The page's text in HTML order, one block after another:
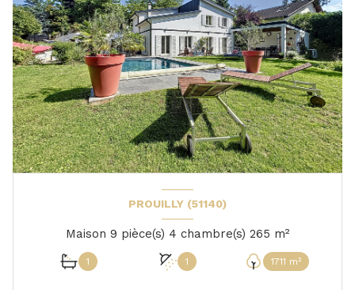
PROUILLY (51140)
Maison 9 pièce(s) 4 chambre(s) 265 m²
1 1 1711 m²